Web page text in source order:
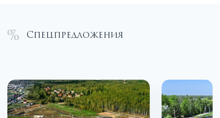
Спецпредложения